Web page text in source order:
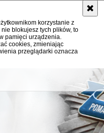
korzystanie z
blokujesz tych plików, to
pamięci urządzenia.
cookies, zmieniając
przeglądarki oznacza